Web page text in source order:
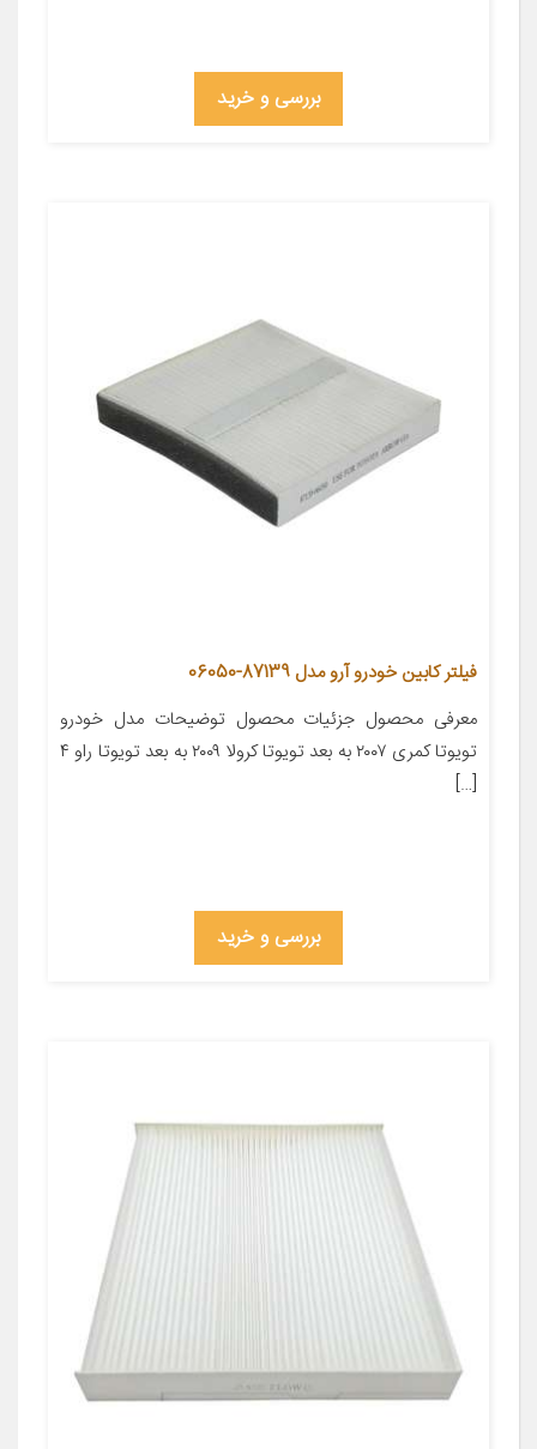
بررسی و خرید
فیلتر کابین خودرو آرو مدل 87139-06050
معرفی محصول جزئیات محصول توضیحات مدل خودرو
تویوتا کمری ۲۰۰۷ به بعد تویوتا کرولا ۲۰۰۹ به بعد تویوتا راو ۴
[…]
بررسی و خرید